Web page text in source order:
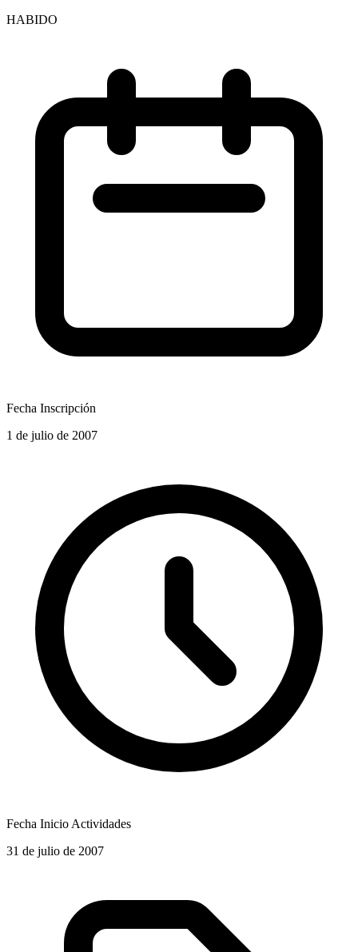
HABIDO
Fecha Inscripción
1 de julio de 2007
Fecha Inicio Actividades
31 de julio de 2007